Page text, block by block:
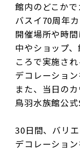
館内のどこか
バスイ70周年
開催場所や時
中やショップ
ころで実施さ
デコレーション
また、当日の
鳥羽水族館公
30日間、バリ
デコレーショ